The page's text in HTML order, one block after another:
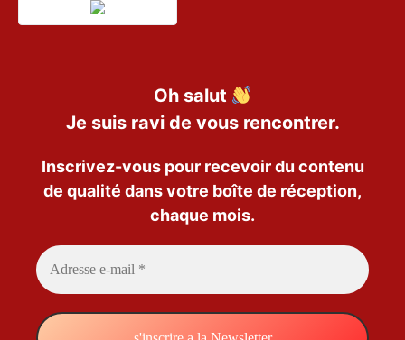
Oh salut
Je suis ravi de vous rencontrer.
Inscrivez-vous pour recevoir du contenu
de qualité dans votre boîte de réception,
chaque mois.